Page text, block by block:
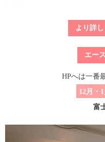
より詳
エー
HPへは一番
12月・
富